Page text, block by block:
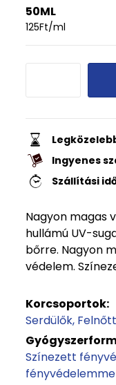
50ML
125Ft/ml
Ingyenes
Szállítási
Nagyon magas
hullámú UV-
bőrre. Nagyon
védelem.
Korcsoportok:
Serdülők
Színezett